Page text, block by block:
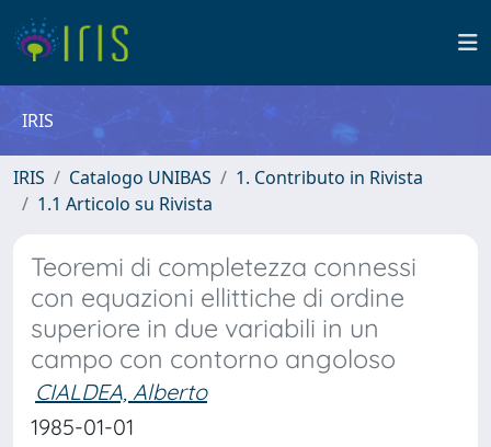
IRIS
IRIS Catalogo UNIBAS
1. Contributo in Rivista
1.1 Articolo su Rivista
Teoremi di completezza connessi
con equazioni ellittiche di ordine
superiore in due variabili in un
campo con contorno angoloso
CIALDEA, Alberto
1985-01-01